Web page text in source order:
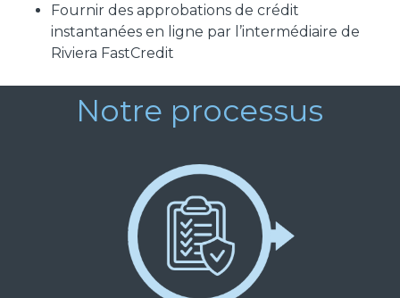
Fournir des approbations de crédit
instantanées en ligne par l’intermédiaire de
Riviera FastCredit
Notre processus